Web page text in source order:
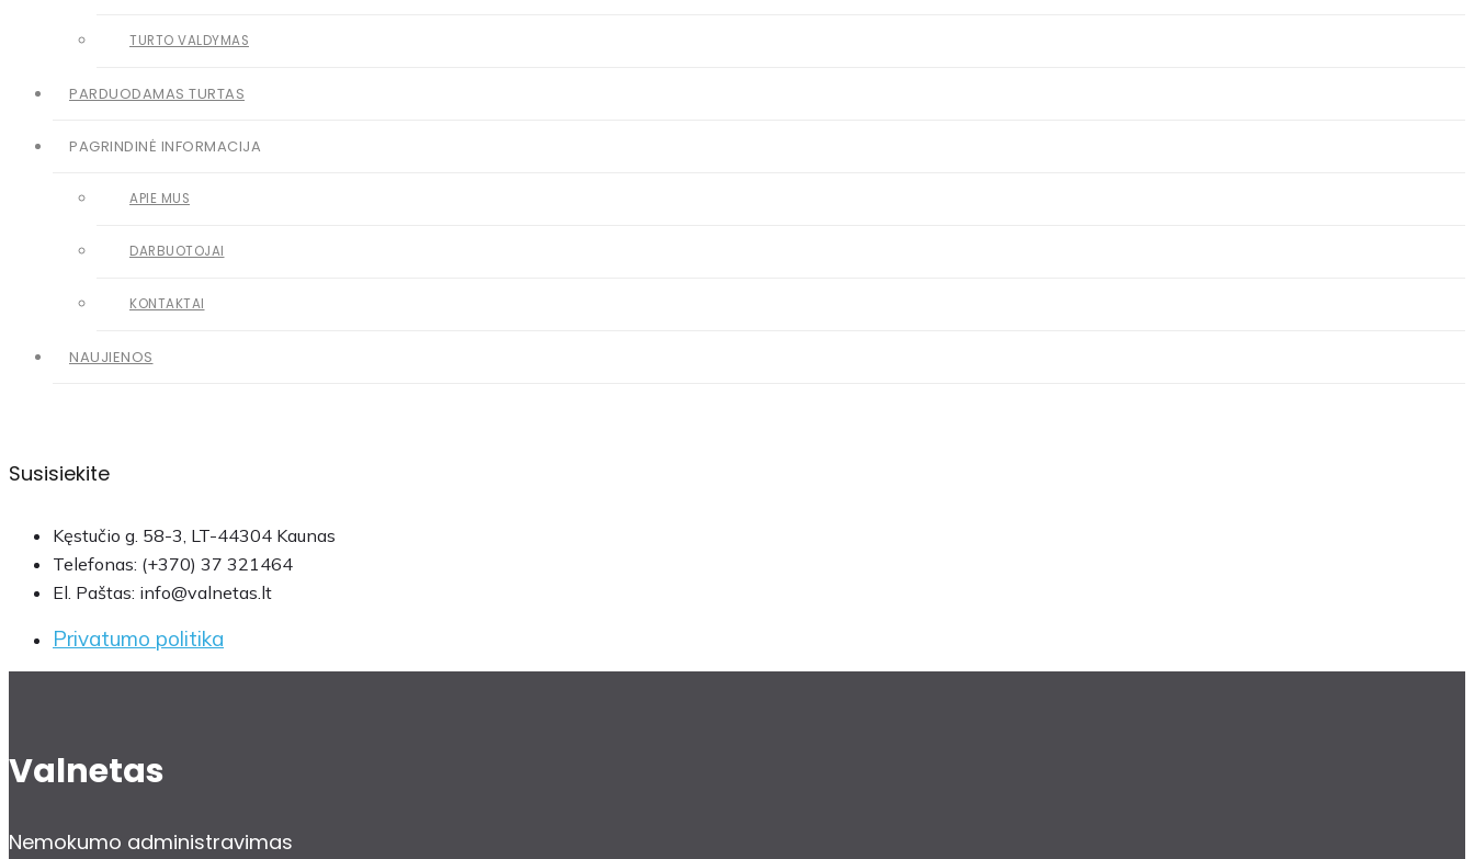
TURTO VALDYMAS
PARDUODAMAS TURTAS
PAGRINDINĖ INFORMACIJA
APIE MUS
DARBUOTOJAI
KONTAKTAI
NAUJIENOS
Susisiekite
Kęstučio g. 58-3, LT-44304 Kaunas
Telefonas: (+370) 37 321464
El. Paštas: info@valnetas.lt
Privatumo politika
Valnetas
Nemokumo administravimas